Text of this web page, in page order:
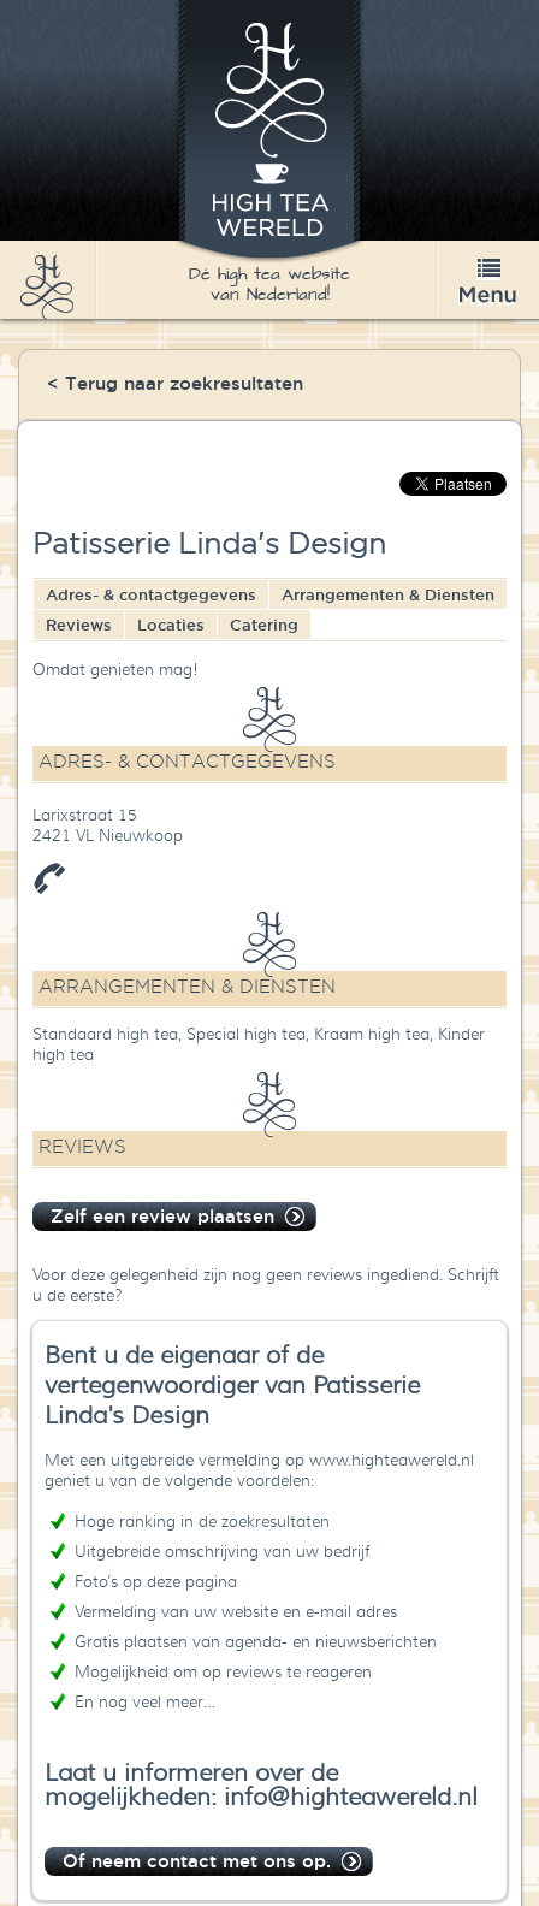
High Tea
Recepten
Over High Tea Wereld
Contact
Dé high tea website
van Nederland!
< Terug naar zoekresultaten
Patisserie Linda's Design
Adres- & contactgegevens
Arrangementen & Diensten
Reviews
Locaties Catering
Omdat genieten mag!
ADRES- & CONTACTGEGEVENS
Larixstraat 15
2421 VL Nieuwkoop
ARRANGEMENTEN & DIENSTEN
Standaard high tea, Special high tea, Kraam high tea, Kinder
high tea
REVIEWS
Zelf een review plaatsen
Voor deze gelegenheid zijn nog geen reviews ingediend. Schrijft
u de eerste?
Bent u de eigenaar of de
vertegenwoordiger van Patisserie
Linda's Design
Met een uitgebreide vermelding op www.highteawereld.nl
geniet u van de volgende voordelen:
Hoge ranking in de zoekresultaten
Uitgebreide omschrijving van uw bedrijf
Foto’s op deze pagina
Vermelding van uw website en e-mail adres
Gratis plaatsen van agenda- en nieuwsberichten
Mogelijkheid om op reviews te reageren
En nog veel meer…
Laat u informeren over de
mogelijkheden: info@highteawereld.nl
Of neem contact met ons op.